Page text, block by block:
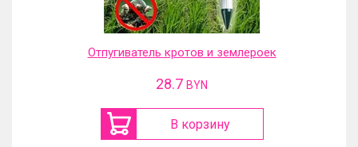
Отпугиватель кротов и землероек
28.7 BYN
В корзину